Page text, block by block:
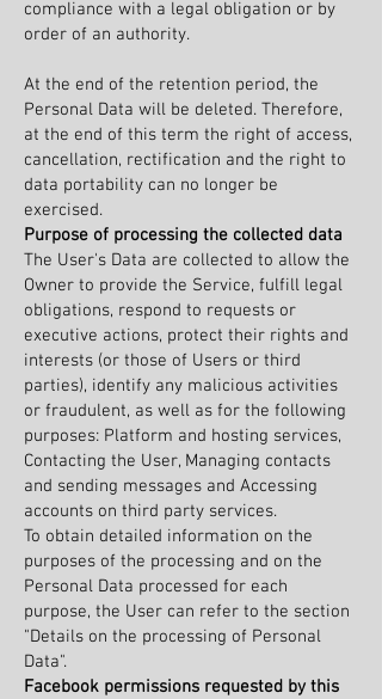
compliance with a legal obligation or by
order of an authority.
At the end of the retention period, the
Personal Data will be deleted. Therefore,
at the end of this term the right of access,
cancellation, rectification and the right to
data portability can no longer be
exercised.
Purpose of processing the collected data
The User's Data are collected to allow the
Owner to provide the Service, fulfill legal
obligations, respond to requests or
executive actions, protect their rights and
interests (or those of Users or third
parties), identify any malicious activities
or fraudulent, as well as for the following
purposes: Platform and hosting services,
Contacting the User, Managing contacts
and sending messages and Accessing
accounts on third party services.
To obtain detailed information on the
purposes of the processing and on the
Personal Data processed for each
purpose, the User can refer to the section
"Details on the processing of Personal
Data".
Facebook permissions requested by this